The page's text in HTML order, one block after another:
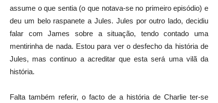
assume o que sentia (o que notava-se no primeiro episódio) e
deu um belo raspanete a Jules. Jules por outro lado, decidiu
falar com James sobre a situação, tendo contado uma
mentirinha de nada. Estou para ver o desfecho da história de
Jules, mas continuo a acreditar que esta será uma vilã da
história.
Falta também referir, o facto de a história de Charlie ter-se